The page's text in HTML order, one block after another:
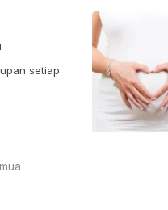
setiap